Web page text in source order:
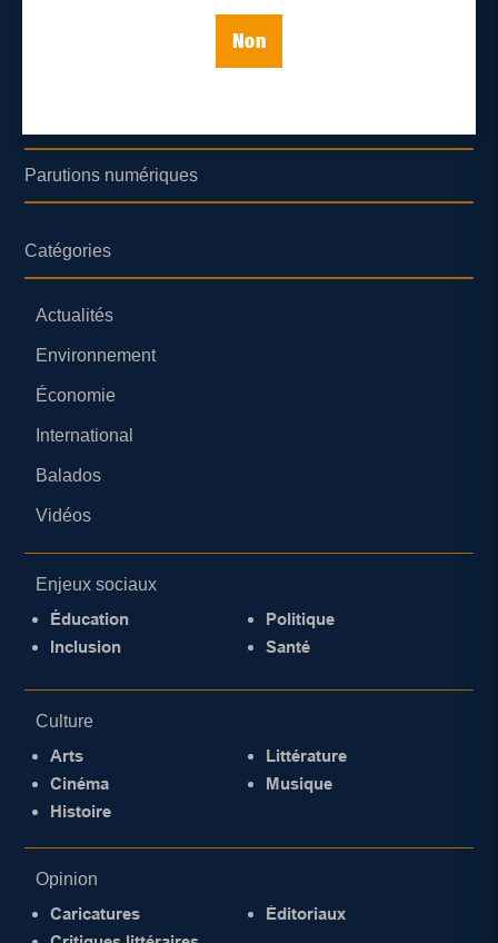
Non
Parutions numériques
Catégories
Actualités
Environnement
Économie
International
Balados
Vidéos
Enjeux sociaux
Éducation
Inclusion
Politique
Santé
Culture
Arts
Cinéma
Histoire
Littérature
Musique
Opinion
Caricatures
Éditoriaux